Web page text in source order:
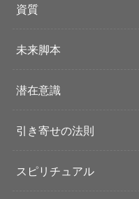
資質
未来脚本
潜在意識
引き寄せの法則
スピリチュアル